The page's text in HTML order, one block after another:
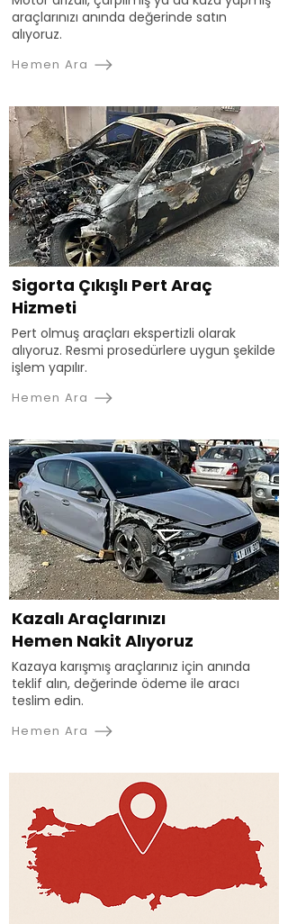
araçlarınızı anında değerinde satın
alıyoruz.
Hemen Ara
Sigorta Çıkışlı Pert Araç
Hizmeti
Pert olmuş araçları ekspertizli olarak
alıyoruz. Resmi prosedürlere uygun şekilde
işlem yapılır.
Hemen Ara
Kazalı Araçlarınızı
Hemen Nakit Alıyoruz
Kazaya karışmış araçlarınız için anında
teklif alın, değerinde ödeme ile aracı
teslim edin.
Hemen Ara